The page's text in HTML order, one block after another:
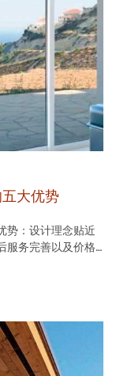
大优势
势：设计理念贴近
服务完善以及价格